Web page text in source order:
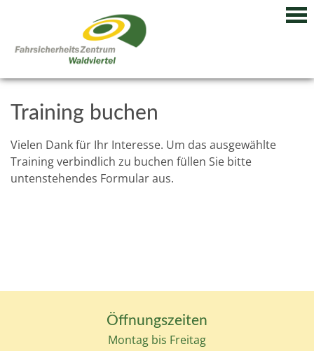
Training buchen
Vielen Dank für Ihr Interesse. Um das ausgewählte
Training verbindlich zu buchen füllen Sie bitte
untenstehendes Formular aus.
Öffnungszeiten
Montag bis Freitag